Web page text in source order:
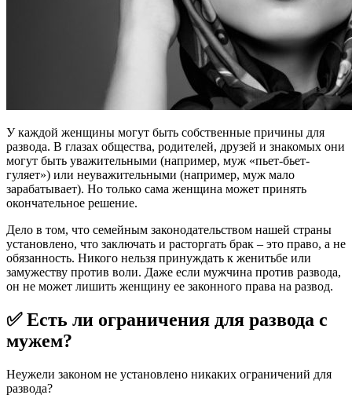
У каждой женщины могут быть собственные причины для
развода. В глазах общества, родителей, друзей и знакомых они
могут быть уважительными (например, муж «пьет-бьет-
гуляет») или неуважительными (например, муж мало
зарабатывает). Но только сама женщина может принять
окончательное решение.
Дело в том, что семейным законодательством нашей страны
установлено, что заключать и расторгать брак – это право, а не
обязанность. Никого нельзя принуждать к женитьбе или
замужеству против воли. Даже если мужчина против развода,
он не может лишить женщину ее законного права на развод.
✅ Есть ли ограничения для развода с
мужем?
Неужели законом не установлено никаких ограничений для
развода?